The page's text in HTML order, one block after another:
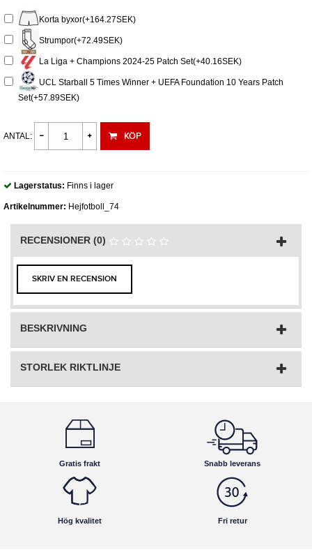
Korta byxor(+164.27SEK)
Strumpor(+72.49SEK)
La Liga + Champions 2024-25 Patch Set(+40.16SEK)
UCL Starball 5 Times Winner + UEFA Foundation 10 Years Patch
Set(+57.89SEK)
ANTAL: KÖP
Lagerstatus: Finns i lager
Artikelnummer: Hejfotboll_74
RECENSIONER (0)
SKRIV EN RECENSION
BESKRIVNING
STORLEK RIKTLINJE
Gratis frakt Snabb leverans
Hög kvalitet Fri retur